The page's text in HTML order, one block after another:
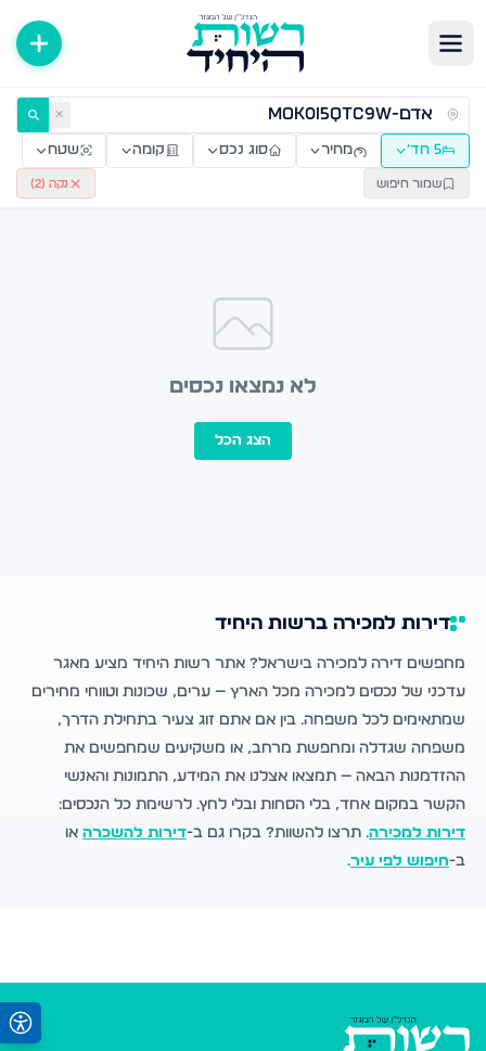
דירות למכירה ולהשכרה — רשות היחיד ✕
5 חד׳ מחיר סוג נכס קומה שטח
שמור חיפוש נקה (2
)
לא נמצאו נכסים
הצג הכל
דירות למכירה ברשות היחיד
מחפשים דירה למכירה בישראל? אתר רשות היחיד מציע מאגר
עדכני של נכסים למכירה מכל הארץ — ערים, שכונות וטווחי מחירים
שמתאימים לכל משפחה. בין אם אתם זוג צעיר בתחילת הדרך,
משפחה שגדלה ומחפשת מרחב, או משקיעים שמחפשים את
ההזדמנות הבאה — תמצאו אצלנו את המידע, התמונות והאנשי
הקשר במקום אחד, בלי הסחות ובלי לחץ. לרשימת כל הנכסים:
דירות למכירה. תרצו להשוות? בקרו גם ב-דירות להשכרה או
ב-חיפוש לפי עיר.